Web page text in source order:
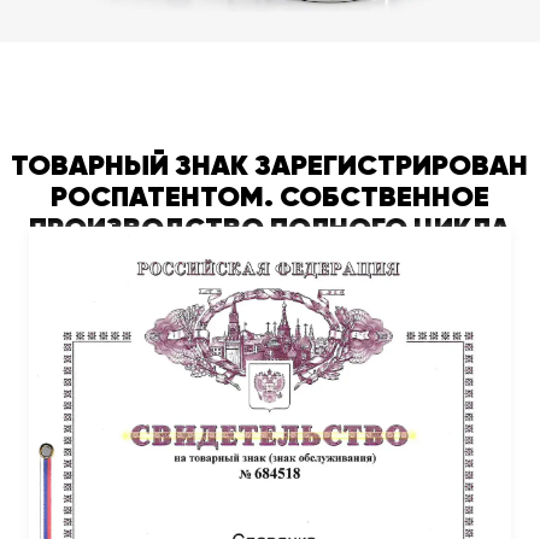
ТОВАРНЫЙ ЗНАК ЗАРЕГИСТРИРОВАН
РОСПАТЕНТОМ. СОБСТВЕННОЕ
ПРОИЗВОДСТВО ПОЛНОГО ЦИКЛА